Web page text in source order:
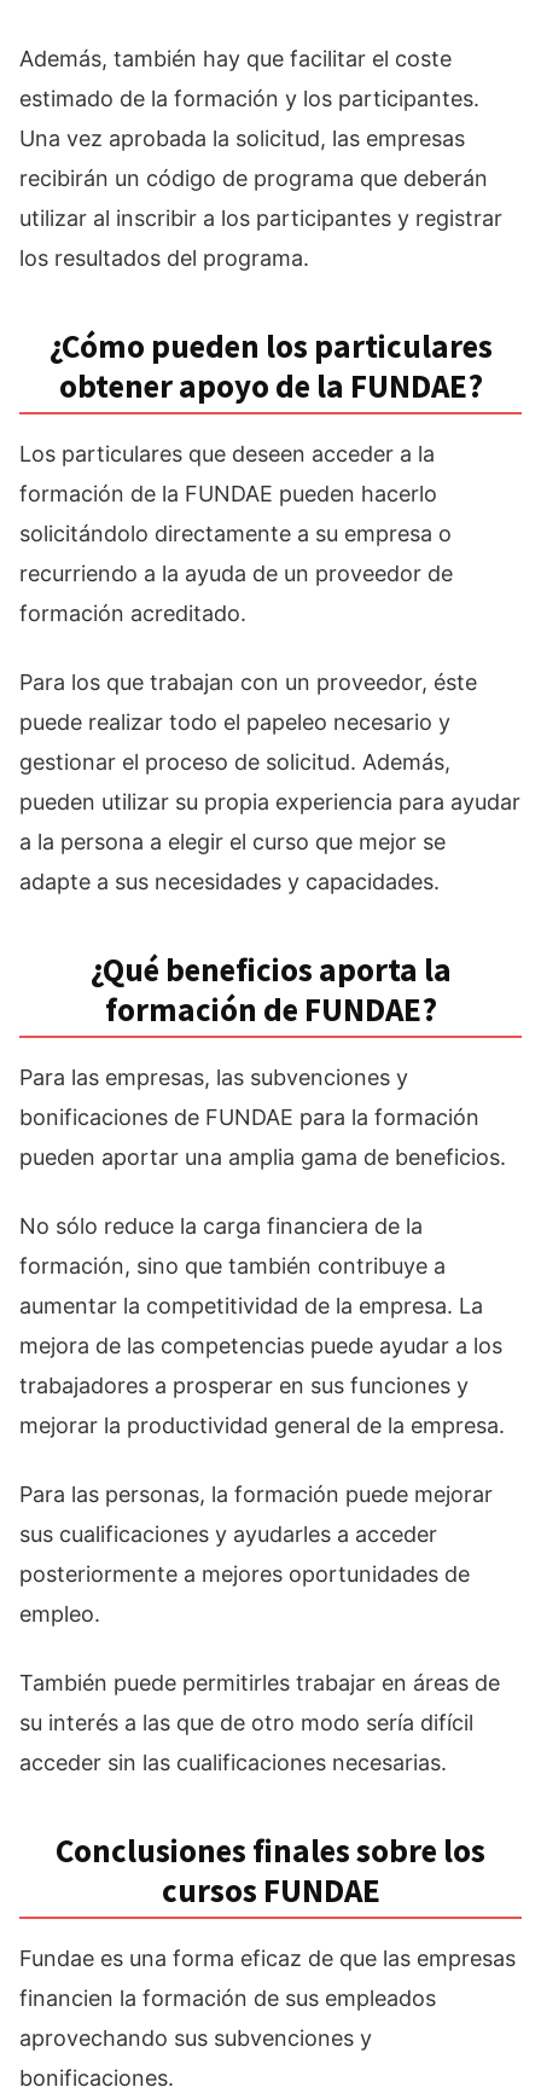
Además, también hay que facilitar el coste
estimado de la formación y los participantes.
Una vez aprobada la solicitud, las empresas
recibirán un código de programa que deberán
utilizar al inscribir a los participantes y registrar
los resultados del programa.
¿Cómo pueden los particulares
obtener apoyo de la FUNDAE?
Los particulares que deseen acceder a la
formación de la FUNDAE pueden hacerlo
solicitándolo directamente a su empresa o
recurriendo a la ayuda de un proveedor de
formación acreditado.
Para los que trabajan con un proveedor, éste
puede realizar todo el papeleo necesario y
gestionar el proceso de solicitud. Además,
pueden utilizar su propia experiencia para ayudar
a la persona a elegir el curso que mejor se
adapte a sus necesidades y capacidades.
¿Qué beneficios aporta la
formación de FUNDAE?
Para las empresas, las subvenciones y
bonificaciones de FUNDAE para la formación
pueden aportar una amplia gama de beneficios.
No sólo reduce la carga financiera de la
formación, sino que también contribuye a
aumentar la competitividad de la empresa. La
mejora de las competencias puede ayudar a los
trabajadores a prosperar en sus funciones y
mejorar la productividad general de la empresa.
Para las personas, la formación puede mejorar
sus cualificaciones y ayudarles a acceder
posteriormente a mejores oportunidades de
empleo.
También puede permitirles trabajar en áreas de
su interés a las que de otro modo sería difícil
acceder sin las cualificaciones necesarias.
Conclusiones finales sobre los
cursos FUNDAE
Fundae es una forma eficaz de que las empresas
financien la formación de sus empleados
aprovechando sus subvenciones y
bonificaciones.